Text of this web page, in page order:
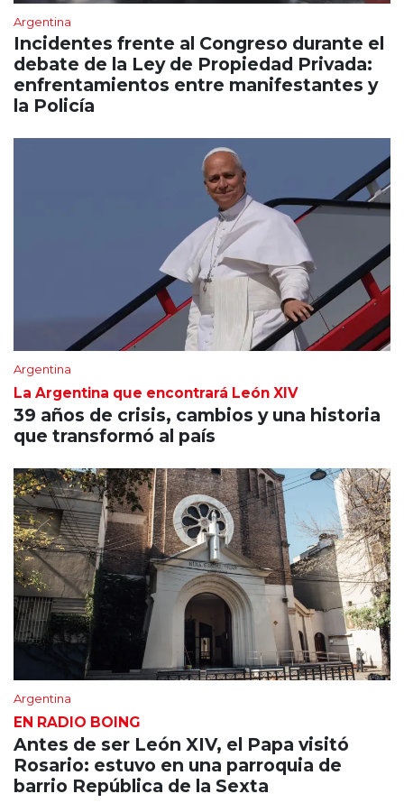
Argentina
Incidentes frente al Congreso durante el
debate de la Ley de Propiedad Privada:
enfrentamientos entre manifestantes y
la Policía
Argentina
La Argentina que encontrará León XIV
39 años de crisis, cambios y una historia
que transformó al país
Argentina
EN RADIO BOING
Antes de ser León XIV, el Papa visitó
Rosario: estuvo en una parroquia de
barrio República de la Sexta